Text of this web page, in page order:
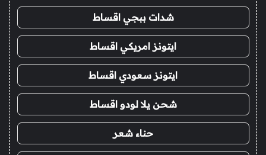
شدات ببجي اقساط
ايتونز امريكي اقساط
ايتونز سعودي اقساط
شحن يلا لودو اقساط
حناء شعر